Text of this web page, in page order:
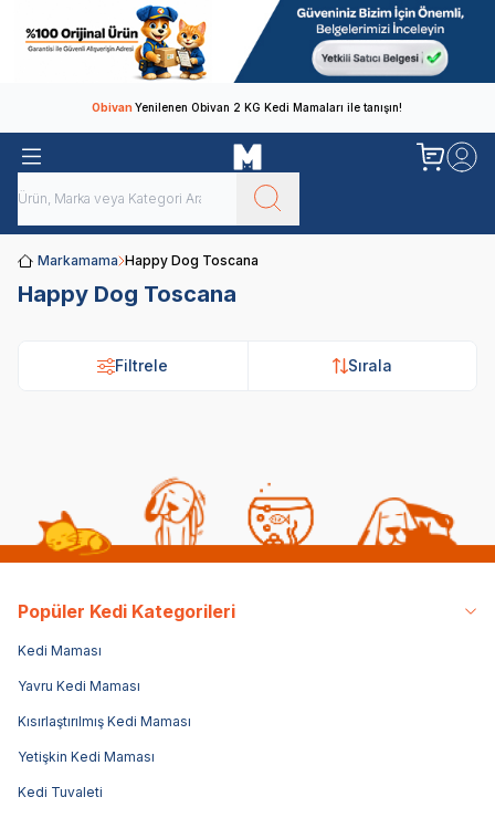
ObivanYenilenen Obivan 2 KG Kedi Mamaları ile tanışın!
Markamama Happy Dog Toscana
Happy Dog Toscana
Filtrele Sırala
Popüler Kedi Kategorileri
Kedi Maması
Yavru Kedi Maması
Kısırlaştırılmış Kedi Maması
Yetişkin Kedi Maması
Kedi Tuvaleti